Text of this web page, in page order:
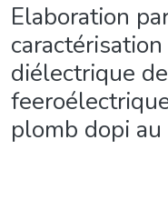
Elaboration
diélectrique
plomb dopi